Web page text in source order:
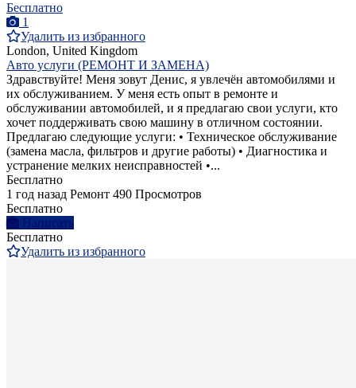
Бесплатно
1
Удалить из избранного
London, United Kingdom
Авто услуги (РЕМОНТ И ЗАМЕНА)
Здравствуйте! Меня зовут Денис, я увлечён автомобилями и
их обслуживанием. У меня есть опыт в ремонте и
обслуживании автомобилей, и я предлагаю свои услуги, кто
хочет поддерживать свою машину в отличном состоянии.
Предлагаю следующие услуги: • Техническое обслуживание
(замена масла, фильтров и другие работы) • Диагностика и
устранение мелких неисправностей •...
Бесплатно
1 год назад Ремонт 490 Просмотров
Бесплатно
Написать
Бесплатно
Удалить из избранного